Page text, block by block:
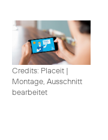
Credits: Placeit |
Montage, Ausschnitt
bearbeitet